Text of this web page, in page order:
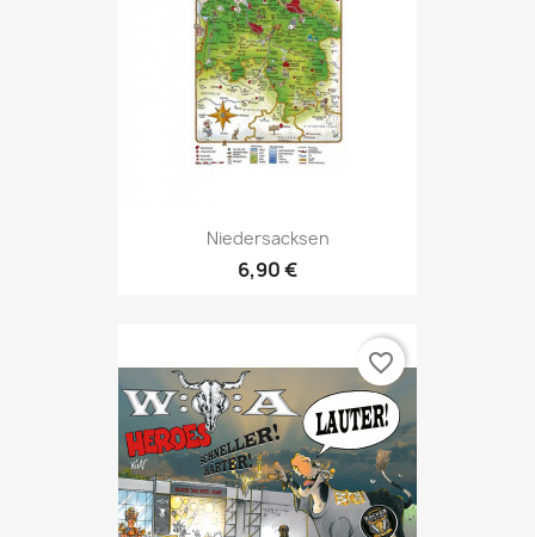
Niedersacksen
6,90 €
favorite_border